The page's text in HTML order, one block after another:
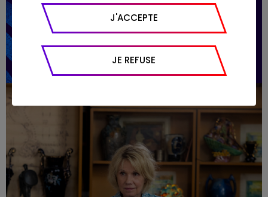
Google Analytics pour générer des rapports
sur le trafic (nombre de visites, temps passé
sur le site, nombre de pages vues en moyenne,
appareil et navigateur utilisé, emplacement
géographique), l’origine du trafic et la
J'ACCEPTE
JE REFUSE